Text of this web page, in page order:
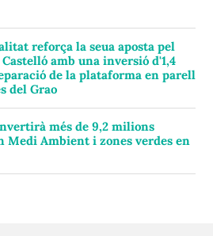
reforça la seua aposta pel
amb una inversió d'1,4
de la plataforma en parell
del Grao
més de 9,2 milions
Medi Ambient i zones verdes en